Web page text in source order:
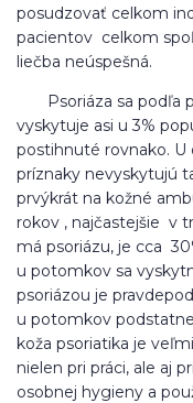
posudzovať celkom
pacientov celkom
liečba neúspešná.
Psoriáza sa podľa
vyskytuje asi u 3%
postihnuté rovnako.
príznaky nevyskytujú
prvýkrát na kožné
rokov , najčastejšie v
má psoriázu, je cca
u potomkov sa
psoriázou je
u potomkov
koža psoriatika je
nielen pri práci, ale aj
osobnej hygieny a